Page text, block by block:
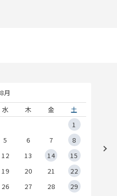
8月
水 木 金
土
1
5 6 7
8
12 13 14
15
19 20 21
22
26 27 28
29